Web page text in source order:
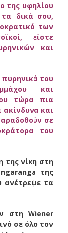
της υφηλίου
δικά σου,
των
είστε
και
του
και
τώρα πια
ακίνδυνα και
σε
του
της νίκη στη
της
ανέτρεψε τα
στη Wiener
σε όλο τον